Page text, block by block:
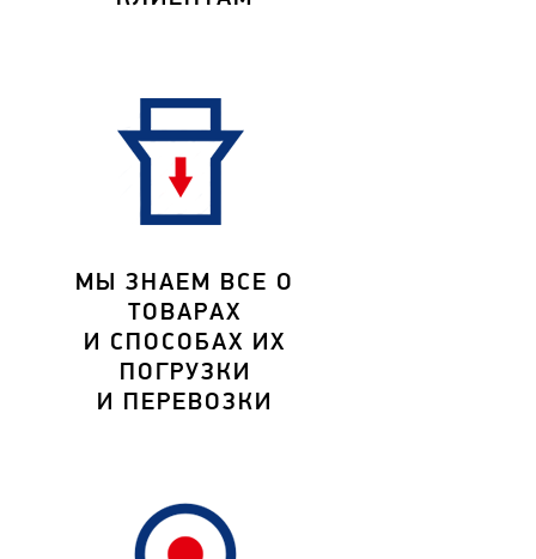
МЫ ЗНАЕМ ВСЕ О
ТОВАРАХ
И СПОСОБАХ ИХ
ПОГРУЗКИ
И ПЕРЕВОЗКИ